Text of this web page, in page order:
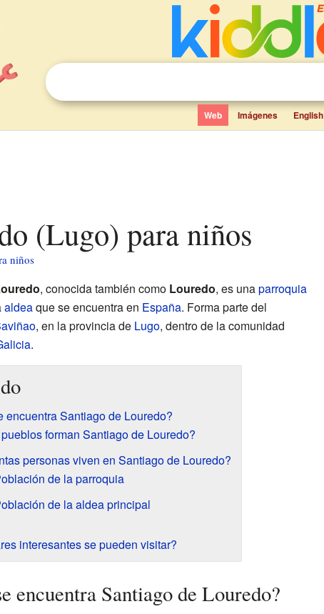
Web Imágenes English
(Lugo) para niños
niños
, conocida también como Louredo, es unaparroquia
aldeaque se encuentra en España. Forma parte del
, en la provincia de Lugo, dentro de la comunidad
.
encuentra Santiago de Louredo?
forman Santiago de Louredo?
personas viven en Santiago de Louredo?
de la parroquia
de la aldea principal
interesantes se pueden visitar?
encuentra Santiago de Louredo?